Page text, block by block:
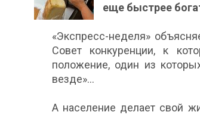
еще быстрее
«Экспресс-неделя»
Совет конкуренции, к
положение, один из
везде»…
А население делает свой